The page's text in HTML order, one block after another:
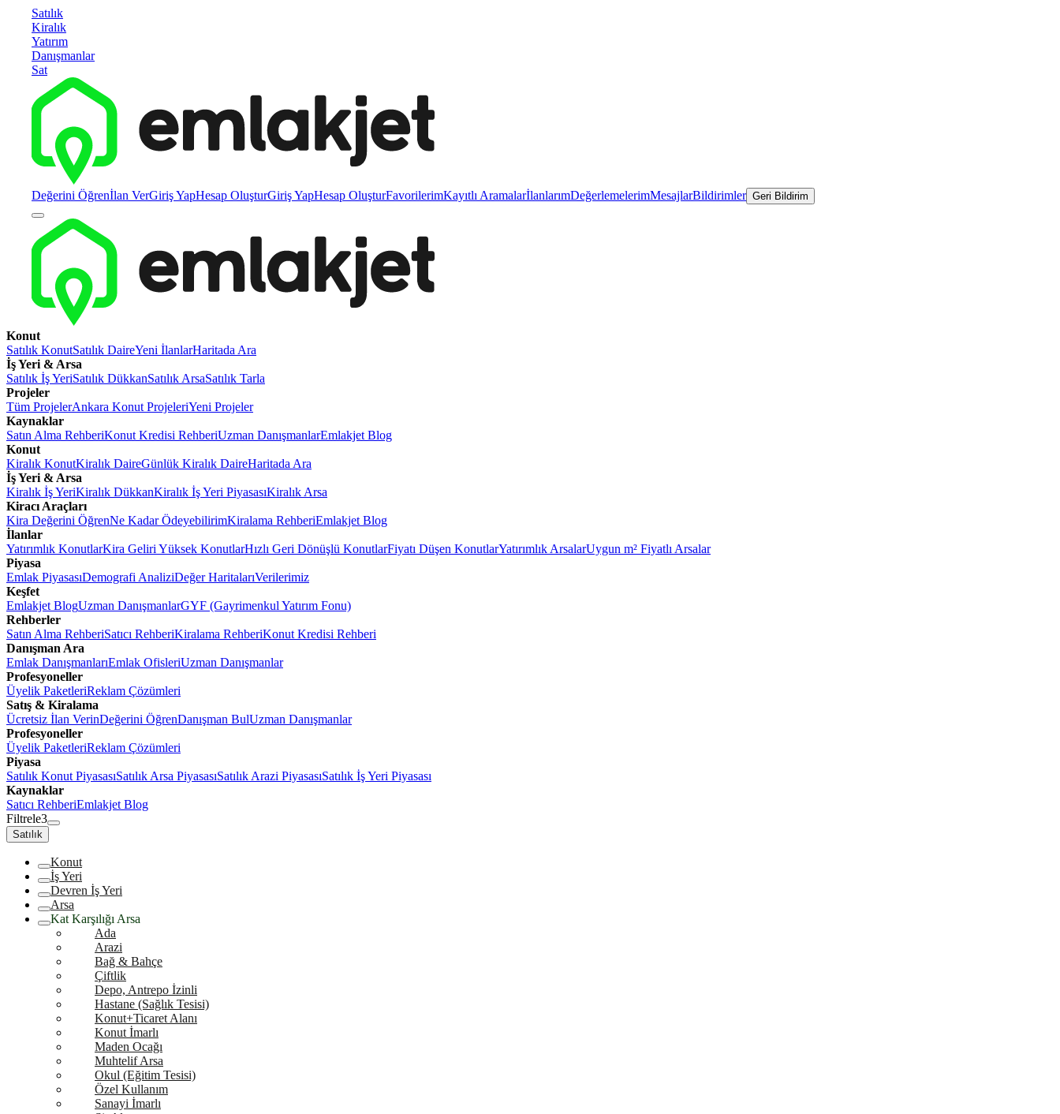
Satılık
Kiralık
Yatırım
Danışmanlar
Sat
Değerini Öğrenİlan VerGiriş YapHesap OluşturGiriş YapHesap OluşturFavorilerimKayıtlı AramalarİlanlarımDeğerlemelerimMesajlarBildirimler Geri Bildirim
Konut
Satılık KonutSatılık DaireYeni İlanlarHaritada Ara
İş Yeri & Arsa
Satılık İş YeriSatılık DükkanSatılık ArsaSatılık Tarla
Projeler
Tüm ProjelerAnkara Konut ProjeleriYeni Projeler
Kaynaklar
Satın Alma RehberiKonut Kredisi RehberiUzman DanışmanlarEmlakjet Blog
Konut
Kiralık KonutKiralık DaireGünlük Kiralık DaireHaritada Ara
İş Yeri & Arsa
Kiralık İş YeriKiralık DükkanKiralık İş Yeri PiyasasıKiralık Arsa
Kiracı Araçları
Kira Değerini ÖğrenNe Kadar ÖdeyebilirimKiralama RehberiEmlakjet Blog
İlanlar
Yatırımlık KonutlarKira Geliri Yüksek KonutlarHızlı Geri Dönüşlü KonutlarFiyatı Düşen KonutlarYatırımlık ArsalarUygun m² Fiyatlı Arsalar
Piyasa
Emlak PiyasasıDemografi AnaliziDeğer HaritalarıVerilerimiz
Keşfet
Emlakjet BlogUzman DanışmanlarGYF (Gayrimenkul Yatırım Fonu)
Rehberler
Satın Alma RehberiSatıcı RehberiKiralama RehberiKonut Kredisi Rehberi
Danışman Ara
Emlak DanışmanlarıEmlak OfisleriUzman Danışmanlar
Profesyoneller
Üyelik PaketleriReklam Çözümleri
Satış & Kiralama
Ücretsiz İlan VerinDeğerini ÖğrenDanışman BulUzman Danışmanlar
Profesyoneller
Üyelik PaketleriReklam Çözümleri
Piyasa
Satılık Konut PiyasasıSatılık Arsa PiyasasıSatılık Arazi PiyasasıSatılık İş Yeri Piyasası
Kaynaklar
Satıcı RehberiEmlakjet Blog
Filtrele3
Satılık
Konut
İş Yeri
Devren İş Yeri
Arsa
Kat Karşılığı Arsa
Ada
Arazi
Bağ & Bahçe
Çiftlik
Depo, Antrepo İzinli
Hastane (Sağlık Tesisi)
Konut+Ticaret Alanı
Konut İmarlı
Maden Ocağı
Muhtelif Arsa
Okul (Eğitim Tesisi)
Özel Kullanım
Sanayi İmarlı